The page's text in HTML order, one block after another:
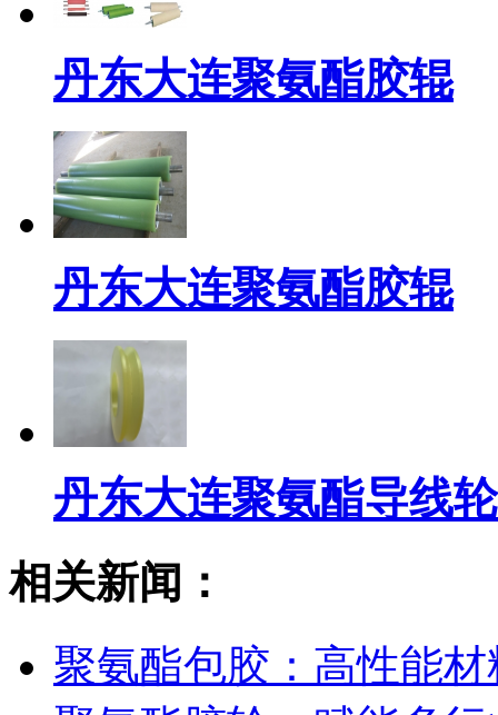
丹东大连聚氨酯胶辊
丹东大连聚氨酯胶辊
丹东大连聚氨酯导线轮
相关新闻：
聚氨酯包胶：高性能